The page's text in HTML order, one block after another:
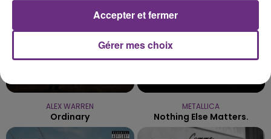
ALEX WARREN
Ordinary
METALLICA
Nothing Else Matters.
Gérer mes choix
Accepter et fermer